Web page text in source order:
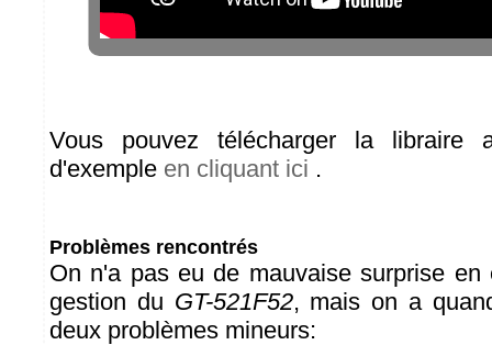
Vous pouvez télécharger la libraire
d'exemple en cliquant ici .
Problèmes rencontrés
On n'a pas eu de mauvaise surprise en
gestion du GT-521F52, mais on a
deux problèmes mineurs: